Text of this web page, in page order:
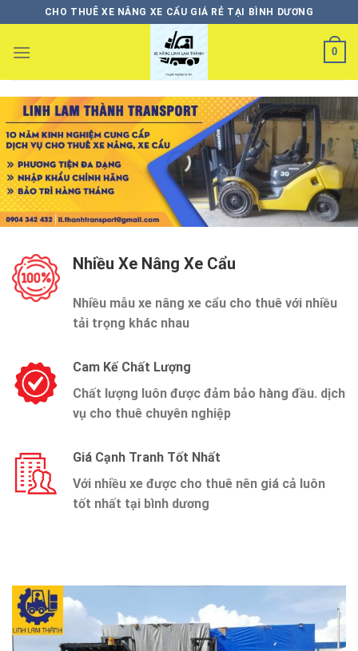
to
content
CHO THUÊ XE NÂNG XE CẨU GIÁ RẺ TẠI BÌNH DƯƠNG
0
Nhiều Xe Nâng Xe Cẩu
Nhiều mẫu xe nâng xe cẩu cho thuê với nhiều
tải trọng khác nhau
Cam Kế Chất Lượng
Chất lượng luôn được đảm bảo hàng đầu. dịch
vụ cho thuê chuyên nghiệp
Giá Cạnh Tranh Tốt Nhất
Với nhiều xe được cho thuê nên giá cả luôn
tốt nhất tại bình dương